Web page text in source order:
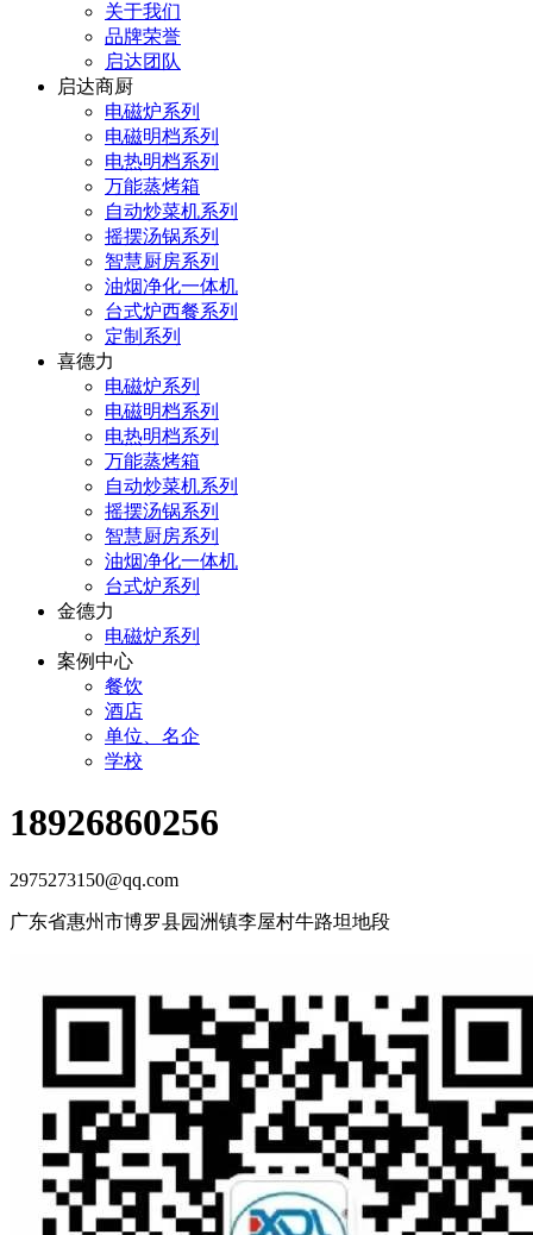
关于我们
品牌荣誉
启达团队
启达商厨
电磁炉系列
电磁明档系列
电热明档系列
万能蒸烤箱
自动炒菜机系列
摇摆汤锅系列
智慧厨房系列
油烟净化一体机
台式炉西餐系列
定制系列
喜德力
电磁炉系列
电磁明档系列
电热明档系列
万能蒸烤箱
自动炒菜机系列
摇摆汤锅系列
智慧厨房系列
油烟净化一体机
台式炉系列
金德力
电磁炉系列
案例中心
餐饮
酒店
单位、名企
学校
18926860256
2975273150@qq.com
广东省惠州市博罗县园洲镇李屋村牛路坦地段